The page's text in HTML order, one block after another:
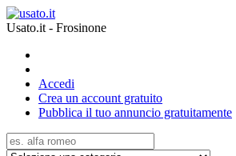
Usato.it - Frosinone
Accedi
Crea un account gratuito
Pubblica il tuo annuncio gratuitamente